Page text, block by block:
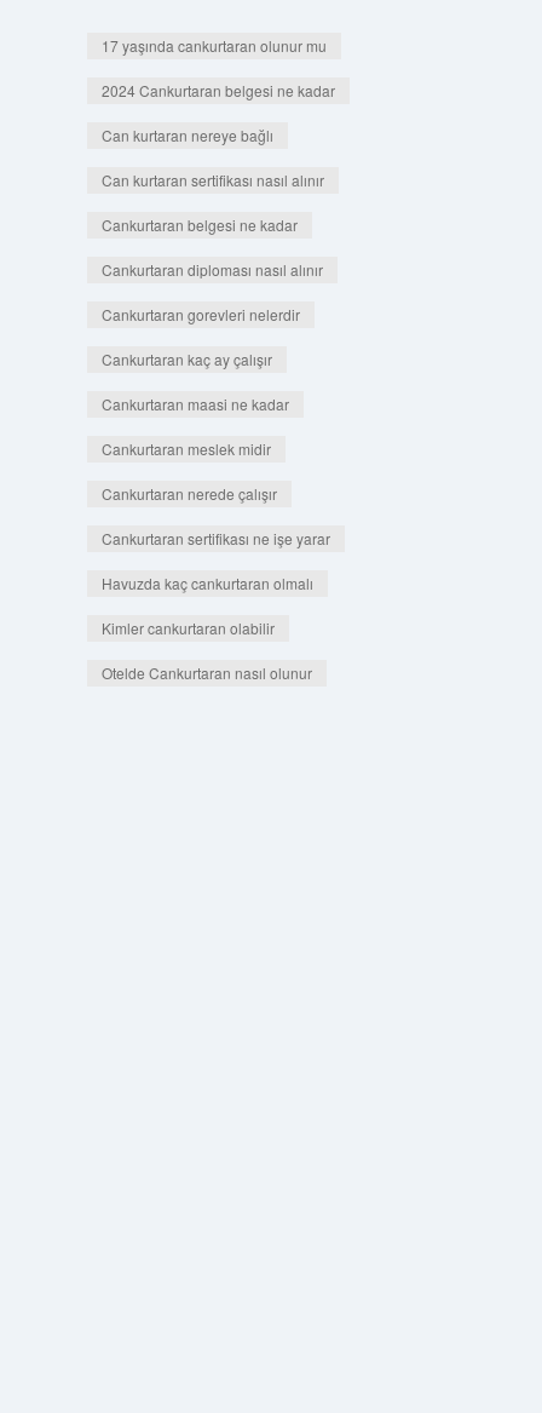
17 yaşında cankurtaran olunur mu
2024 Cankurtaran belgesi ne kadar
Can kurtaran nereye bağlı
Can kurtaran sertifikası nasıl alınır
Cankurtaran belgesi ne kadar
Cankurtaran diploması nasıl alınır
Cankurtaran gorevleri nelerdir
Cankurtaran kaç ay çalışır
Cankurtaran maasi ne kadar
Cankurtaran meslek midir
Cankurtaran nerede çalışır
Cankurtaran sertifikası ne işe yarar
Havuzda kaç cankurtaran olmalı
Kimler cankurtaran olabilir
Otelde Cankurtaran nasıl olunur